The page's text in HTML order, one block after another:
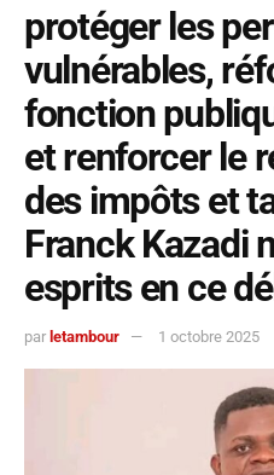
protéger les
vulnérables,
fonction
et renforcer le
des impôts et
Franck Kazadi
esprits en ce
par letambour 1 octobre 2025